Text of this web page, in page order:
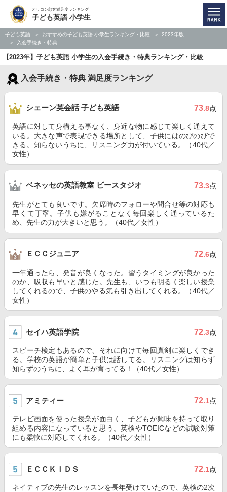
オリコン顧客満足度ランキング
子ども英語 小学生
子ども英語 おすすめの子ども英語 小学生ランキング・比較
2023年版
入会手続き・特典
【2023年】子ども英語 小学生の入会手続き・特典ランキング・比較
入会手続き・特典 満足度ランキング
シェーン英会話 子ども英語 73.8点
英語に対して身構える事なく、身近な物に感じて楽しく通えて
いる。大きな声で表現できる場所として、子供にはのびのびで
きる。知らないうちに、リスニング力が付いている。（40代／
女性）
ベネッセの英語教室 ビースタジオ 73.3点
先生がとても良いです。欠席時のフォローや問合せ等の対応も
早くて丁寧。子供も嫌がることなく毎回楽しく通っているた
め、先生の力が大きいと思う。（40代／女性）
ＥＣＣジュニア 72.6点
一年通ったら、発音が良くなった。習うタイミングが良かった
のか、吸収も早いと感じた。先生も、いつも明るく楽しい授業
してくれるので、子供のやる気も引き出してくれる。（40代／
女性）
セイハ英語学院 72.3点
スピーチ検定もあるので、それに向けて毎回真剣に楽しくでき
る。学校の英語が簡単と子供は話してる。リスニングは知らず
知らずのうちに、よく耳が育ってる！（40代／女性）
アミティー 72.1点
テレビ画面を使った授業が面白く、子どもが興味を持って取り
組める内容になっていると思う。英検やTOEICなどの試験対策
にも柔軟に対応してくれる。（40代／女性）
ＥＣＣＫＩＤＳ 72.1点
ネイティブの先生のレッスンを長年受けていたので、英検の2次